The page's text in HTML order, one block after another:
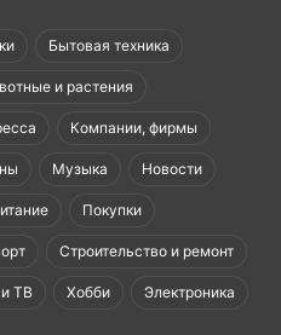
Бытовая техника
и растения
Компании, фирмы
Музыка Новости
Покупки
Строительство и ремонт
ТВ Хобби Электроника